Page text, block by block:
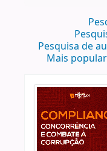
Pesquisa de
Mais popular